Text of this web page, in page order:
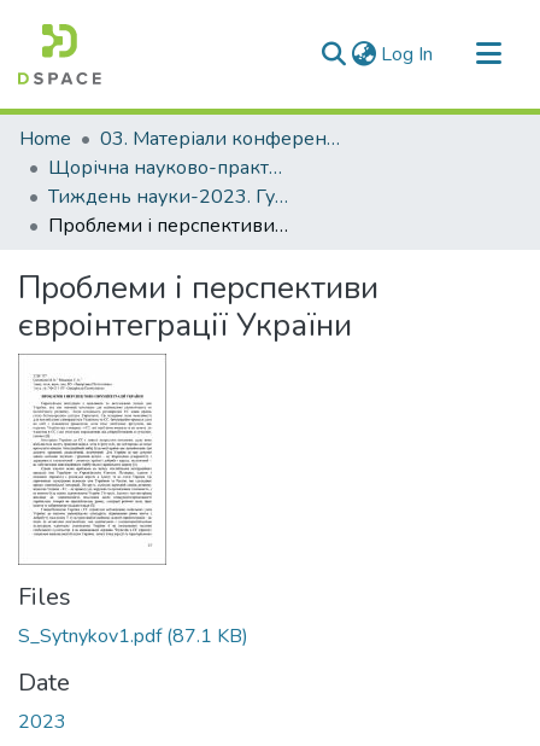
Log In (current)
Communities & Collections
All of DSpace
Statistics
Home
03. Матеріали конференцій та семінарів
Щорічна науково-практична конференція «Тиждень науки»
Тиждень науки-2023. Гуманітарний факультет
Проблеми і перспективи євроінтеграції України
Проблеми і перспективи
євроінтеграції України
Files
S_Sytnykov1.pdf(87.1 KB)
Date
2023